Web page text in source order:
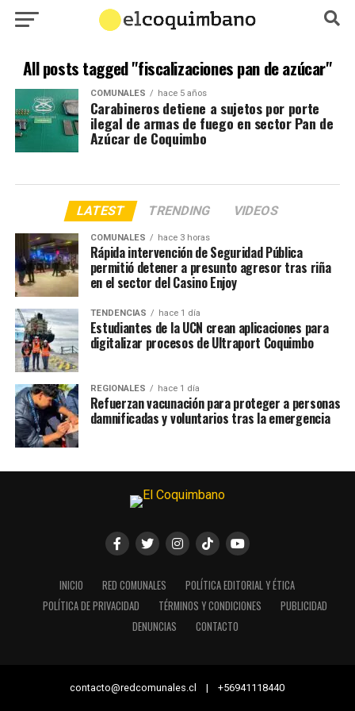
All posts tagged "fiscalizaciones pan de azúcar"
COMUNALES hace 5 años
Carabineros detiene a sujetos por porte
ilegal de armas de fuego en sector Pan de
Azúcar de Coquimbo
LATEST TRENDING VIDEOS
COMUNALES hace 3 horas
Rápida intervención de Seguridad Pública
permitió detener a presunto agresor tras riña
en el sector del Casino Enjoy
TENDENCIAS hace 1 día
Estudiantes de la UCN crean aplicaciones para
digitalizar procesos de Ultraport Coquimbo
REGIONALES hace 1 día
Refuerzan vacunación para proteger a personas
damnificadas y voluntarios tras la emergencia
INICIO RED COMUNALES
POLÍTICA EDITORIAL Y ÉTICA
POLÍTICA DE PRIVACIDAD
TÉRMINOS Y CONDICIONES
PUBLICIDAD
DENUNCIAS
CONTACTO
contacto@redcomunales.cl | +56941118440